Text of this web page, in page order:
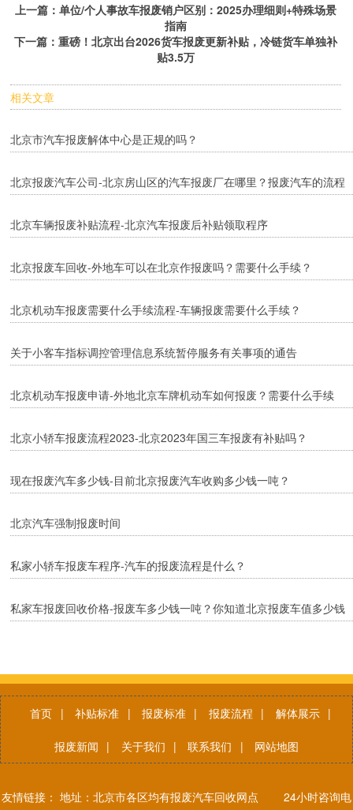
上一篇：单位/个人事故车报废销户区别：2025办理细则+特殊场景
指南
下一篇：重磅！北京出台2026货车报废更新补贴，冷链货车单独补
贴3.5万
相关文章
北京市汽车报废解体中心是正规的吗？
北京报废汽车公司-北京房山区的汽车报废厂在哪里？报废汽车的流程
北京车辆报废补贴流程-北京汽车报废后补贴领取程序
北京报废车回收-外地车可以在北京作报废吗？需要什么手续？
北京机动车报废需要什么手续流程-车辆报废需要什么手续？
关于小客车指标调控管理信息系统暂停服务有关事项的通告
​北京机动车报废申请-外地北京车牌机动车如何报废？需要什么手续
北京小轿车报废流程2023-北京2023年国三车报废有补贴吗？
现在报废汽车多少钱-目前北京报废汽车收购多少钱一吨？
北京汽车强制报废时间
私家小轿车报废车程序-汽车的报废流程是什么？
私家车报废回收价格-报废车多少钱一吨？你知道北京报废车值多少钱
首页 | 补贴标准 | 报废标准 | 报废流程 | 解体展示 |
报废新闻 | 关于我们 | 联系我们 | 网站地图
友情链接： 地址：北京市各区均有报废汽车回收网点 24小时咨询电